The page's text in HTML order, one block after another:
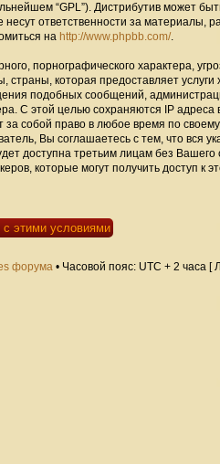
“GPL”). Дистрибутив может
несут ответственности за материалы,
на http://www.phpbb.com/.
порнографического характера,
которая предоставляет услуги
подобных сообщений,
С этой целью сохраняются IP адреса
за собой право в любое время по
Вы соглашаетесь с тем, что вся
доступна третьим лицам без Вашего
которые могут получить доступ к
форума • Часовой пояс: UTC + 2 часа [